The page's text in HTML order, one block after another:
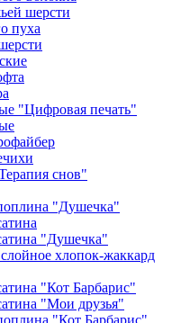
шерсти
пуха
"Цифровая печать"
снов"
"Душечка"
"Душечка"
хлопок-жаккард
"Кот Барбарис"
"Мои друзья"
"Кот Барбарис"